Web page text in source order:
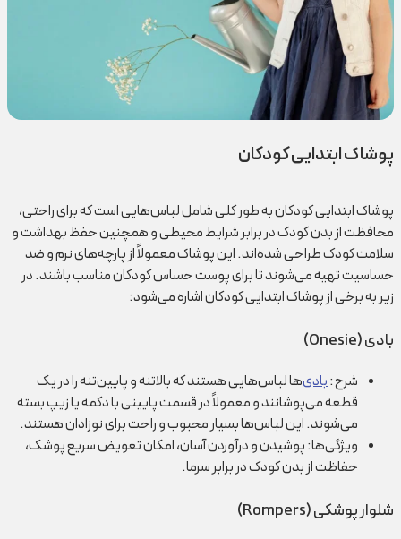
پوشاک ابتدایی کودکان
پوشاک ابتدایی کودکان به طور کلی شامل لباس‌هایی است که برای راحتی،
محافظت از بدن کودک در برابر شرایط محیطی و همچنین حفظ بهداشت و
سلامت کودک طراحی شده‌اند. این پوشاک معمولاً از پارچه‌های نرم و ضد
حساسیت تهیه می‌شوند تا برای پوست حساس کودکان مناسب باشند. در
زیر به برخی از پوشاک ابتدایی کودکان اشاره می‌شود:
بادی (Onesie)
شرح:بادی‌ها لباس‌هایی هستند که بالاتنه و پایین‌تنه را در یک
قطعه می‌پوشانند و معمولاً در قسمت پایینی با دکمه یا زیپ بسته
می‌شوند. این لباس‌ها بسیار محبوب و راحت برای نوزادان هستند.
ویژگی‌ها: پوشیدن و درآوردن آسان، امکان تعویض سریع پوشک،
حفاظت از بدن کودک در برابر سرما.
شلوار پوشکی (Rompers)